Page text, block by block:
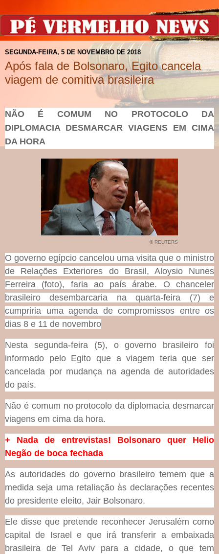
SEGUNDA-FEIRA, 5 DE NOVEMBRO DE 2018
Após fala de Bolsonaro, Egito cancela
viagem de comitiva brasileira
NÃO É COMUM NO PROTOCOLO DA
DIPLOMACIA DESMARCAR VIAGENS EM CIMA
DA HORA
© REUTERS
O governo egípcio cancelou uma visita que o ministro
de Relações Exteriores do Brasil, Aloysio Nunes
Ferreira (foto), faria ao país árabe. O chanceler
brasileiro desembarcaria na quarta-feira (7) e
cumpriria uma agenda de compromissos entre os
dias 8 e 11 de novembro
Nesta segunda-feira (5), o governo brasileiro foi
informado pelo Egito que a viagem teria que ser
cancelada por mudança na agenda de autoridades
do país.
Não é comum no protocolo da diplomacia desmarcar
viagens em cima da hora.
+ Nada de entrevistas! Bolsonaro quer Helio
Negão de boca fechada
As autoridades do governo brasileiro temem que a
medida seja uma retaliação às declarações recentes
do presidente eleito, Jair Bolsonaro.
Ele disse que pretende reconhecer Jerusalém como
capital de Israel e que irá transferir a embaixada
brasileira de Tel Aviv para a cidade, o que tem